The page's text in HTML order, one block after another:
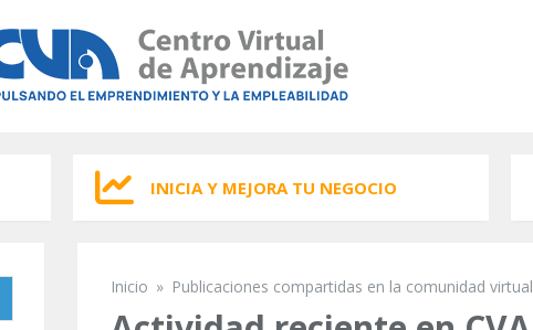
INICIA Y MEJORA TU NEGOCIO
Se encuentra usted aquí
Inicio » Publicaciones compartidas en la comunidad virtual